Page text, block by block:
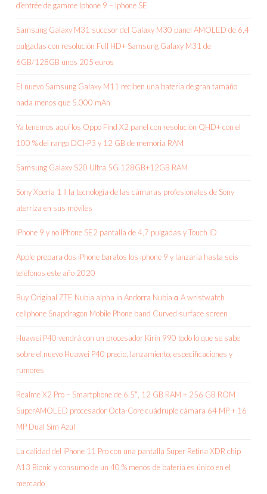
d’entrée de gamme Iphone 9 – Iphone SE
Samsung Galaxy M31 sucesor del Galaxy M30 panel AMOLED de 6,4
pulgadas con resolución Full HD+ Samsung Galaxy M31 de
6GB/128GB unos 205 euros
El nuevo Samsung Galaxy M11 reciben una batería de gran tamaño
nada menos que 5.000 mAh
Ya tenemos aquí los Oppo Find X2 panel con resolución QHD+ con el
100 % del rango DCI-P3 y 12 GB de memoria RAM
Samsung Galaxy S20 Ultra 5G 128GB+12GB RAM
Sony Xperia 1 II la tecnología de las cámaras profesionales de Sony
aterriza en sus móviles
IPhone 9 y no iPhone SE2 pantalla de 4,7 pulgadas y Touch ID
Apple prepara dos iPhone baratos los iphone 9 y lanzaría hasta seis
teléfonos este año 2020
Buy Original ZTE Nubia alpha in Andorra Nubia α A wristwatch
cellphone Snapdragon Mobile Phone band Curved surface screen
Huawei P40 vendrá con un procesador Kirin 990 todo lo que se sabe
sobre el nuevo Huawei P40 precio, lanzamiento, especificaciones y
rumores
Realme X2 Pro – Smartphone de 6.5″, 12 GB RAM + 256 GB ROM
SuperAMOLED procesador Octa-Core cuádruple cámara 64 MP + 16
MP Dual Sim Azul
La calidad del iPhone 11 Pro con una pantalla Super Retina XDR chip
A13 Bionic y consumo de un 40 % menos de batería es único en el
mercado